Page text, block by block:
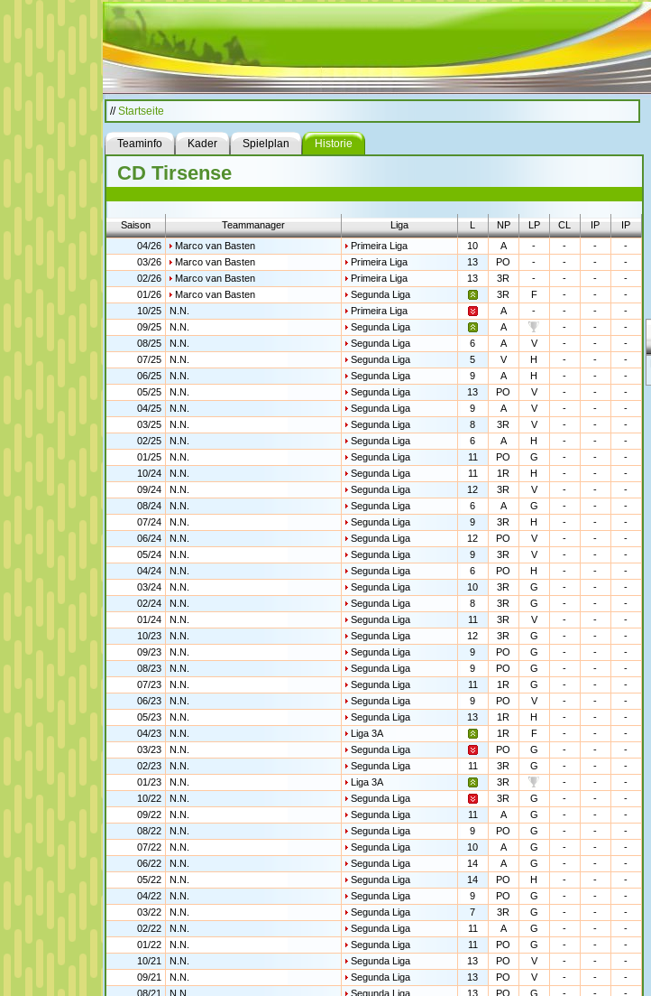
//Startseite
Teaminfo Kader Spielplan Historie
CD Tirsense
Saison Teammanager Liga L NP LP CL IP
IP
04/26
Marco van Basten Primeira Liga 10 A - - -
-
03/26
Marco van Basten Primeira Liga 13 PO - - -
-
02/26
Marco van Basten Primeira Liga 13 3R - - -
-
01/26
Marco van Basten Segunda Liga 3R F - -
-
10/25
N.N. Primeira Liga A - - -
-
09/25
N.N. Segunda Liga A - -
-
08/25
N.N. Segunda Liga 6 A V - -
-
07/25
N.N. Segunda Liga 5 V H - -
-
06/25
N.N. Segunda Liga 9 A H - -
-
05/25
N.N. Segunda Liga 13 PO V - -
-
04/25
N.N. Segunda Liga 9 A V - -
-
03/25
N.N. Segunda Liga 8 3R V - -
-
02/25
N.N. Segunda Liga 6 A H - -
-
01/25
N.N. Segunda Liga 11 PO G - -
-
10/24
N.N. Segunda Liga 11 1R H - -
-
09/24
N.N. Segunda Liga 12 3R V - -
-
08/24
N.N. Segunda Liga 6 A G - -
-
07/24
N.N. Segunda Liga 9 3R H - -
-
06/24
N.N. Segunda Liga 12 PO V - -
-
05/24
N.N. Segunda Liga 9 3R V - -
-
04/24
N.N. Segunda Liga 6 PO H - -
-
03/24
N.N. Segunda Liga 10 3R G - -
-
02/24
N.N. Segunda Liga 8 3R G - -
-
01/24
N.N. Segunda Liga 11 3R V - -
-
10/23
N.N. Segunda Liga 12 3R G - -
-
09/23
N.N. Segunda Liga 9 PO G - -
-
08/23
N.N. Segunda Liga 9 PO G - -
-
07/23
N.N. Segunda Liga 11 1R G - -
-
06/23
N.N. Segunda Liga 9 PO V - -
-
05/23
N.N. Segunda Liga 13 1R H - -
-
04/23
N.N. Liga 3A 1R F - -
-
03/23
N.N. Segunda Liga PO G - -
-
02/23
N.N. Segunda Liga 11 3R G - -
-
01/23
N.N. Liga 3A 3R - -
-
10/22
N.N. Segunda Liga 3R G - -
-
09/22
N.N. Segunda Liga 11 A G - -
-
08/22
N.N. Segunda Liga 9 PO G - -
-
07/22
N.N. Segunda Liga 10 A G - -
-
06/22
N.N. Segunda Liga 14 A G - -
-
05/22
N.N. Segunda Liga 14 PO H - -
-
04/22
N.N. Segunda Liga 9 PO G - -
-
03/22
N.N. Segunda Liga 7 3R G - -
-
02/22
N.N. Segunda Liga 11 A G - -
-
01/22
N.N. Segunda Liga 11 PO G - -
-
10/21
N.N. Segunda Liga 13 PO V - -
-
09/21
N.N. Segunda Liga 13 PO V - -
-
08/21
N.N. Segunda Liga 13 PO G - -
-